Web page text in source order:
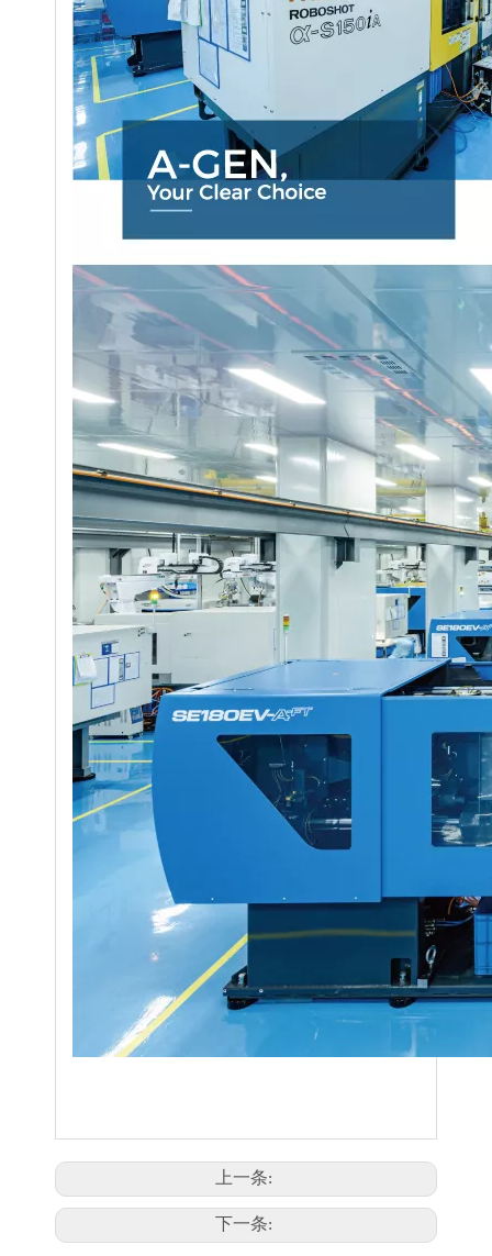
上一条:
下一条: